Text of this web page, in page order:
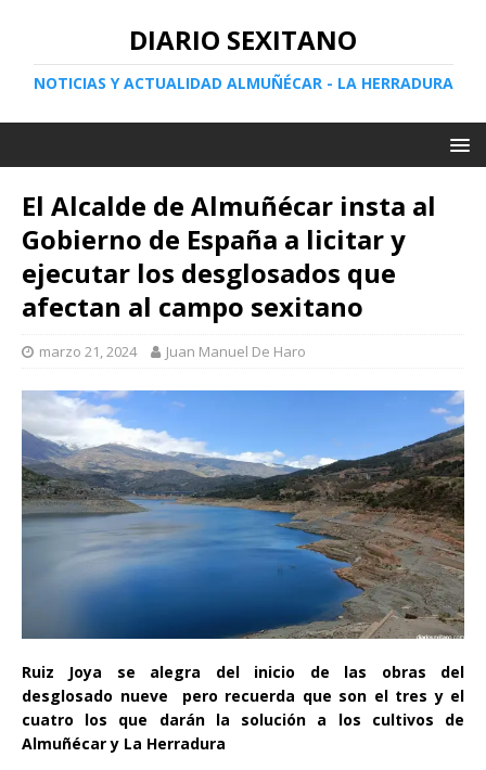
DIARIO SEXITANO
NOTICIAS Y ACTUALIDAD ALMUÑÉCAR - LA HERRADURA
El Alcalde de Almuñécar insta al
Gobierno de España a licitar y
ejecutar los desglosados que
afectan al campo sexitano
marzo 21, 2024 Juan Manuel De Haro
Ruiz Joya se alegra del inicio de las obras del
desglosado nueve pero recuerda que son el tres y el
cuatro los que darán la solución a los cultivos de
Almuñécar y La Herradura